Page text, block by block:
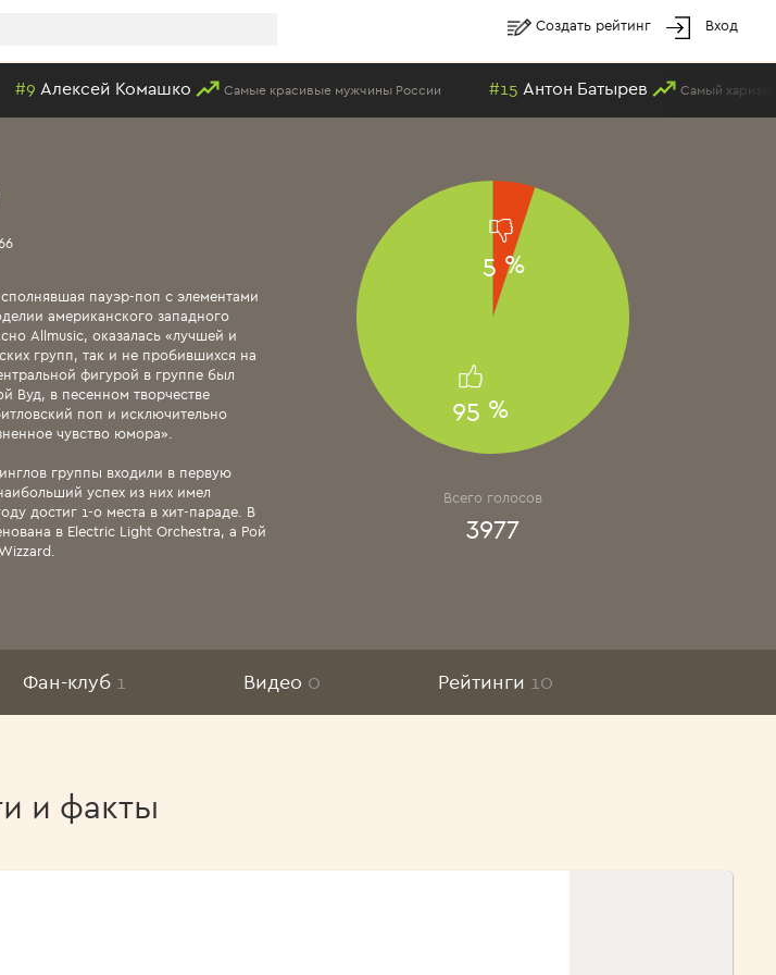
Создать рейтинг Вход
Алексей Комашко Самые красивые мужчины России Антон Батырев Самый
пауэр-поп с элементами
американского западного
Allmusic, оказалась «лучшей и
групп, так и не пробившихся на
фигурой в группе был
Вуд, в песенном творчестве
поп и исключительно
чувство юмора».
группы входили в первую
успех из них имел
достиг 1-о места в хит-параде. В
в Electric Light Orchestra, а Рой
5 %
95 %
Всего голосов
3977
Фан-клуб 1 Видео 0 Рейтинги 10
и факты